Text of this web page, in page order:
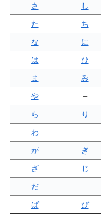
さ
し
た
ち
な
に
は
ひ
ま
み
や
–
ら
り
わ
–
が
ぎ
ざ
じ
だ
–
ば
び